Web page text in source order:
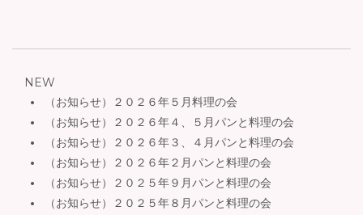
NEW
（お知らせ）２０２６年５月料理の会
（お知らせ）２０２６年４、５月パンと料理の会
（お知らせ）２０２６年３、４月パンと料理の会
（お知らせ）２０２６年２月パンと料理の会
（お知らせ）２０２５年９月パンと料理の会
（お知らせ）２０２５年８月パンと料理の会